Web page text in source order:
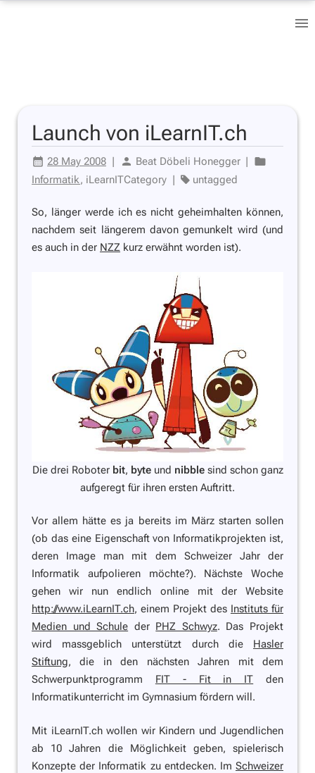
Launch von iLearnIT.ch
28 May 2008 | Beat Döbeli Honegger |
Informatik, iLearnITCategory | untagged
So, länger werde ich es nicht geheimhalten können,
nachdem seit längerem davon gemunkelt wird (und
es auch in der NZZ kurz erwähnt worden ist).
Die drei Roboter bit, byteund nibblesind schon ganz
aufgeregt für ihren ersten Auftritt.
Vor allem hätte es ja bereits im März starten sollen
(ob das eine Eigenschaft von Informatikprojekten ist,
deren Image man mit dem Schweizer Jahr der
Informatik aufpolieren möchte?). Nächste Woche
gehen wir nunendlich online mit der Website
http://www.iLearnIT.ch, einem Projekt des Instituts für
Medien und Schule der PHZ Schwyz. Das Projekt
wird massgeblich unterstützt durch die Hasler
Stiftung, die in den nächsten Jahren mit dem
Schwerpunktprogramm FIT - Fit in IT den
Informatikunterricht im Gymnasium fördern will.
Mit iLearnIT.ch wollen wir Kindern und Jugendlichen
ab 10 Jahren die Möglichkeit geben, spielerisch
Konzepte der Informatik zu entdecken. Im Schweizer